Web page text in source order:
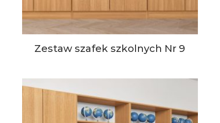
Zestaw szafek szkolnych Nr 9